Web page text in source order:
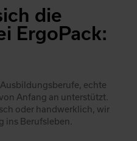
die
ErgoPack:
echte
Anfang an unterstützt.
oder handwerklich, wir
ins Berufsleben.